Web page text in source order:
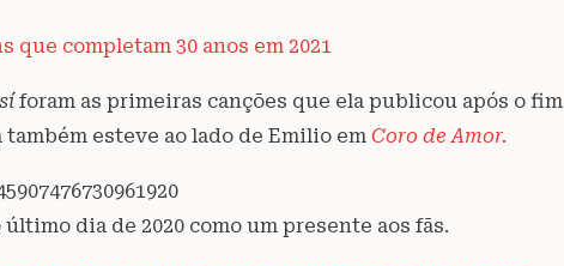
que completam 30 anos em 2021
foram as primeiras canções que ela publicou após o fim
também esteve ao lado de Emilio em Coro de Amor.
dia de 2020 como um presente aos fãs.